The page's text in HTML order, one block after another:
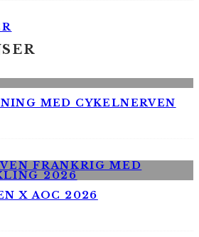
MED CYKELNERVEN
X AOC 2026